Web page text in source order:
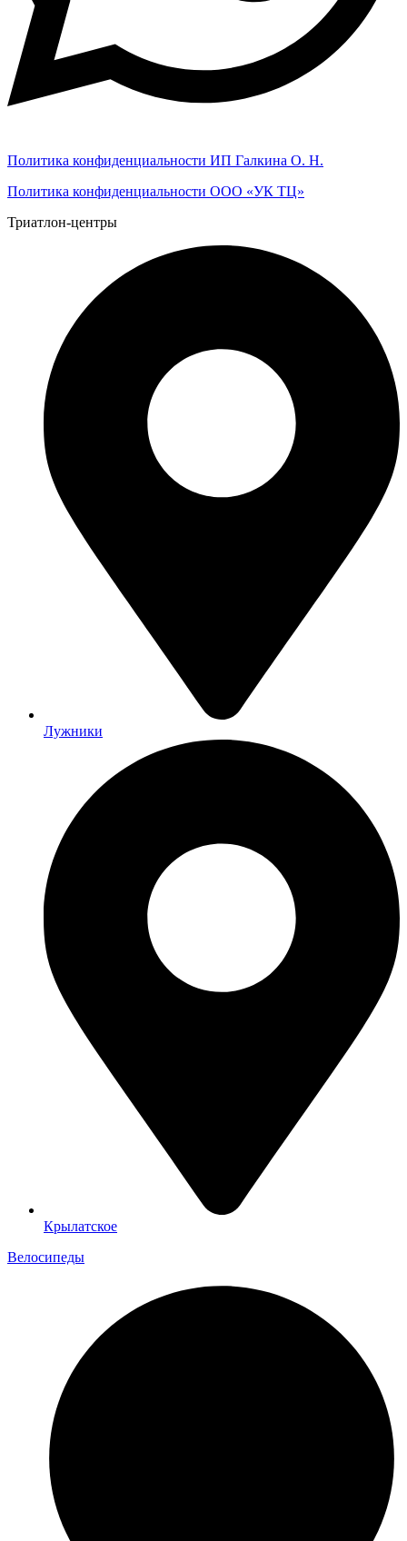
Политика конфиденциальности ИП Галкина О. Н.
Политика конфиденциальности ООО «УК ТЦ»
Триатлон-центры
Лужники
Крылатское
Велосипеды